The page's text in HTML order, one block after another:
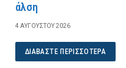
άλση
4 ΑΥΓΟΎΣΤΟΥ 2026
ΔΙΑΒΆΣΤΕ ΠΕΡΙΣΣΌΤΕΡΑ